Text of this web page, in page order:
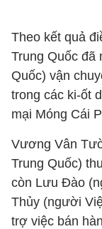
Theo kết quả
Trung Quốc đã
Quốc) vận
trong các ki-ốt
mại Móng Cái
Vương Vân
Trung Quốc)
còn Lưu Đào
Thủy (người
trợ việc bán